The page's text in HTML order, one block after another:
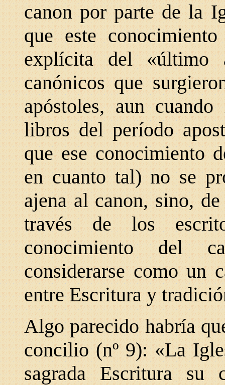
canon por parte de la
que este
explícita del «último
canónicos que
apóstoles, aun
libros del período
que ese conocimiento
en cuanto tal) no se
ajena al canon, sino,
través de los
conocimiento del
considerarse como un
entre Escritura y
Algo parecido habría
concilio (nº 9): «La
sagrada Escritura su